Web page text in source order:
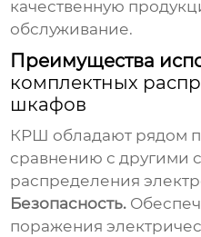
качественную
обслуживание.
Преимущества
комплектных
шкафов
КРШ обладают рядом
сравнению с другими
распределения
Безопасность.
поражения